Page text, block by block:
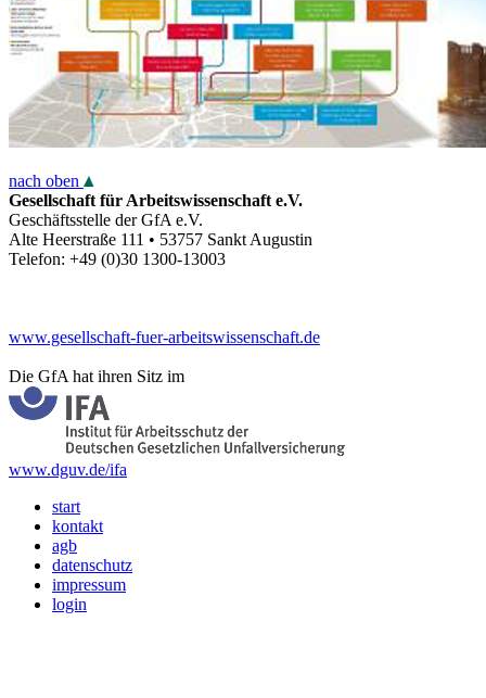
nach oben
Gesellschaft für Arbeitswissenschaft e.V.
Geschäftsstelle der GfA e.V.
Alte Heerstraße 111 • 53757 Sankt Augustin
Telefon: +49 (0)30 1300-13003
www.gesellschaft-fuer-arbeitswissenschaft.de
Die GfA hat ihren Sitz im
www.dguv.de/ifa
start
kontakt
agb
datenschutz
impressum
login